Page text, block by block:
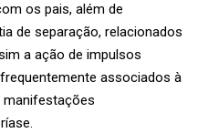
os pais, além de
de separação, relacionados
a ação de impulsos
associados à
manifestações